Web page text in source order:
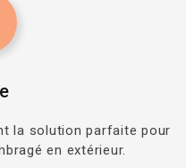
la solution parfaite pour
en extérieur.